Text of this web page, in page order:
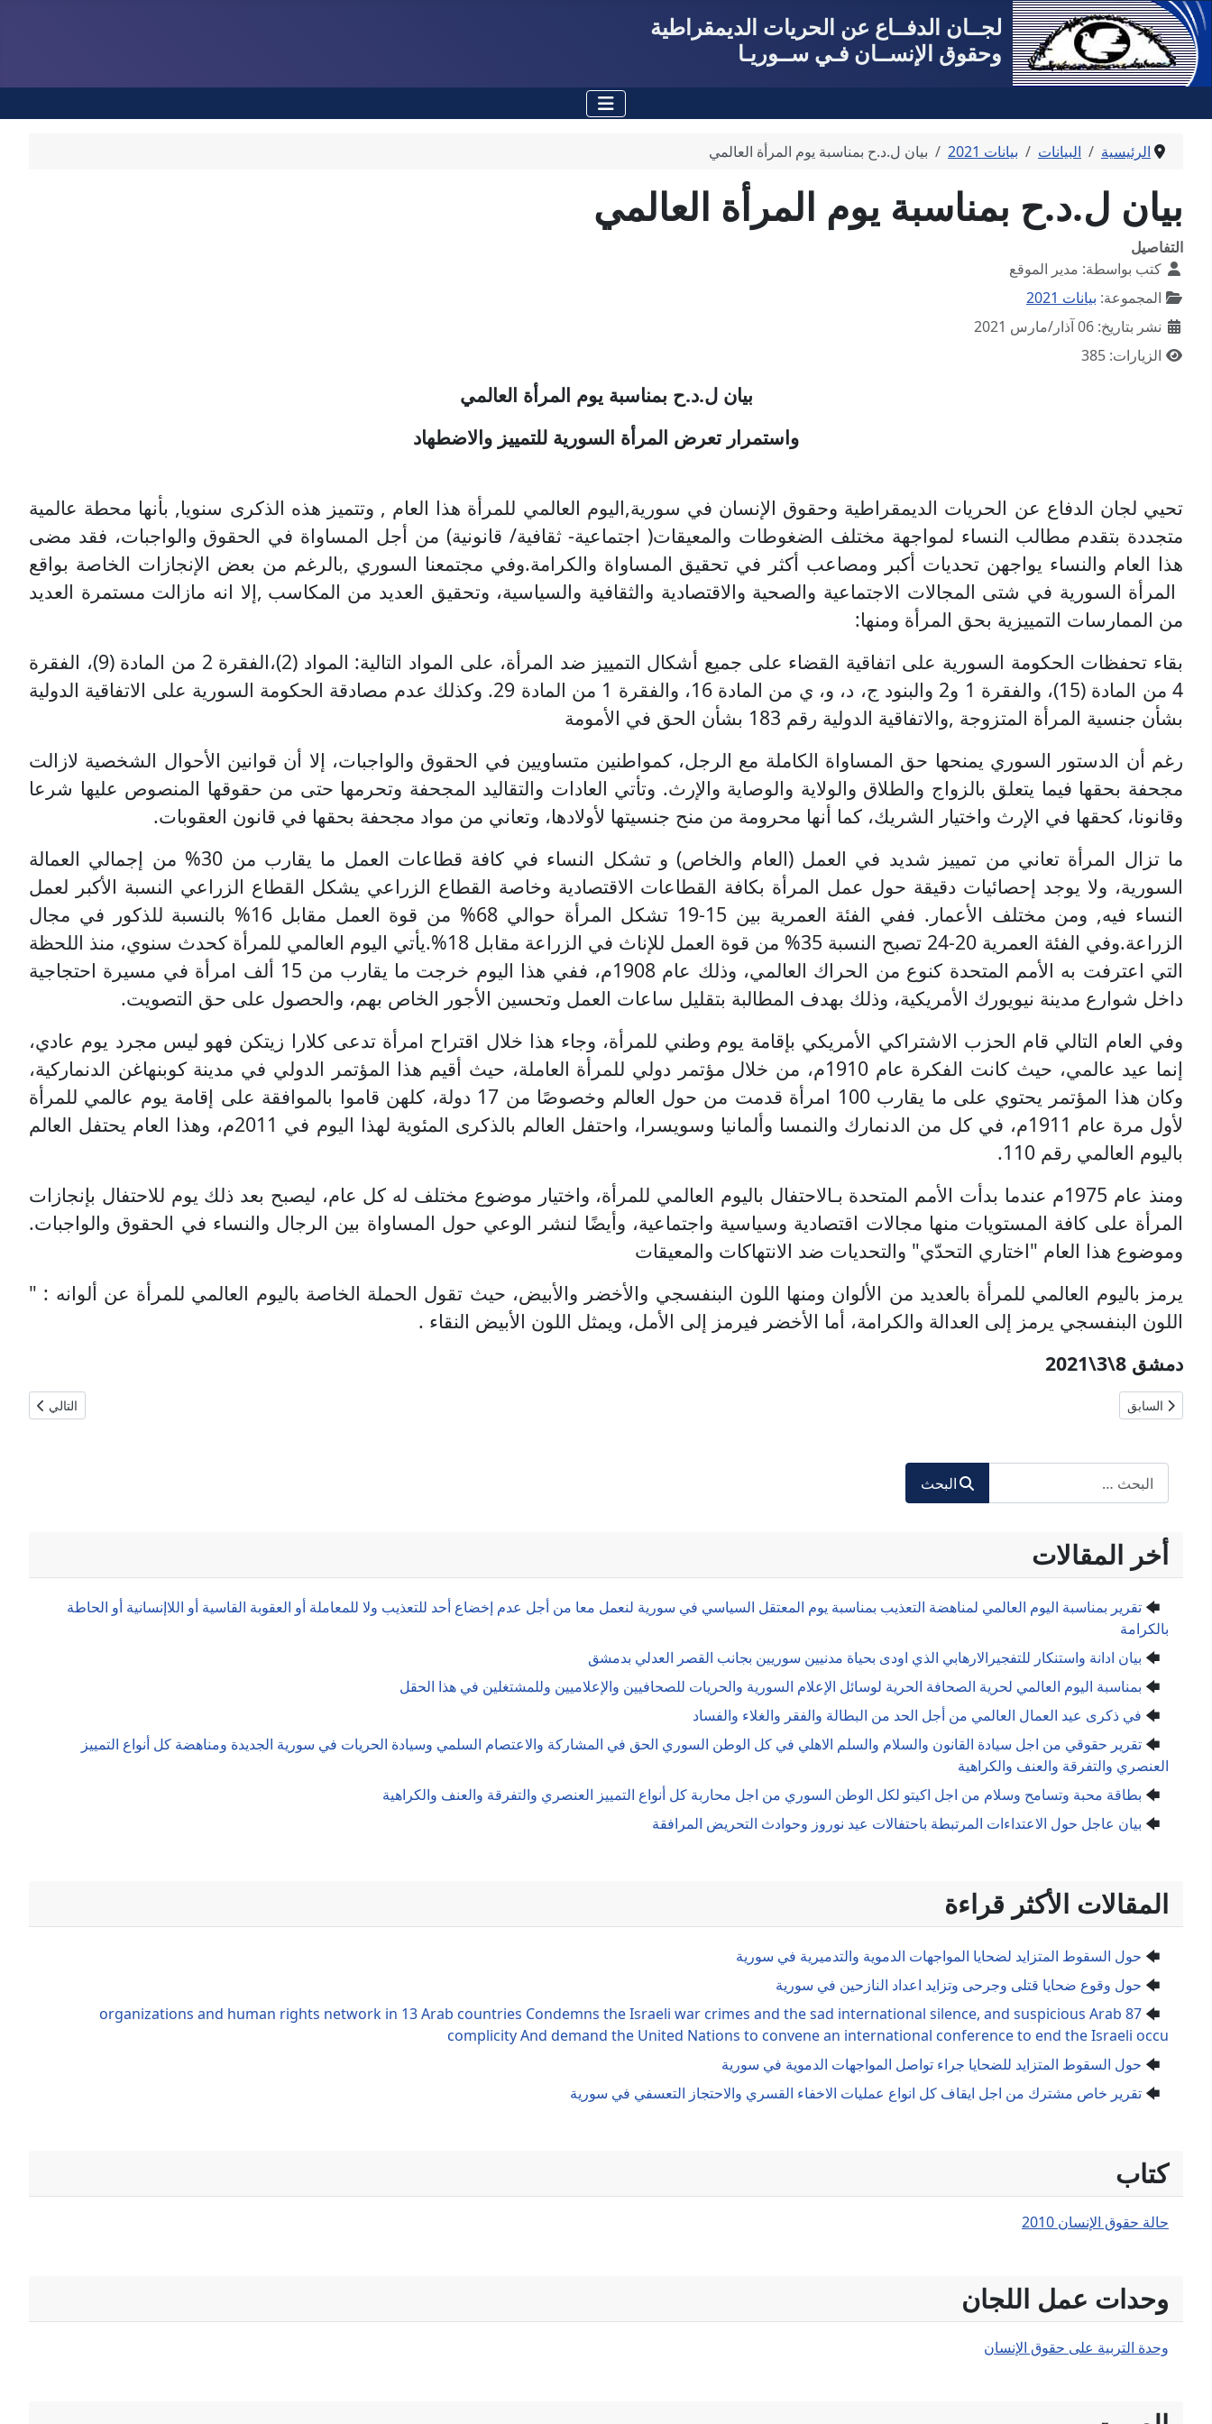
لجــان الدفــاع عن الحريات الديمقراطية
وحقوق الإنســان فـي ســوريـا
الرئيسية البيانات بيانات 2021 بيان ل.د.ح بمناسبة يوم المرأة العالمي
بيان ل.د.ح بمناسبة يوم المرأة العالمي
التفاصيل
كتب بواسطة: مدير الموقع
المجموعة: بيانات 2021
نشر بتاريخ: 06 آذار/مارس 2021
الزيارات: 385
بيان ل.د.ح بمناسبة يوم المرأة العالمي
واستمرار تعرض المرأة السورية للتمييز والاضطهاد
تحيي لجان الدفاع عن الحريات الديمقراطية وحقوق الإنسان في سورية,اليوم العالمي للمرأة هذا العام , وتتميز هذه الذكرى سنويا, بأنها محطة عالمية
متجددة بتقدم مطالب النساء لمواجهة مختلف الضغوطات والمعيقات( اجتماعية- ثقافية/ قانونية) من أجل المساواة في الحقوق والواجبات، فقد مضى
هذا العام والنساء يواجهن تحديات أكبر ومصاعب أكثر في تحقيق المساواة والكرامة.وفي مجتمعنا السوري ,بالرغم من بعض الإنجازات الخاصة بواقع
المرأة السورية في شتى المجالات الاجتماعية والصحية والاقتصادية والثقافية والسياسية، وتحقيق العديد من المكاسب ,إلا انه مازالت مستمرة العديد
من الممارسات التمييزية بحق المرأة ومنها:
بقاء تحفظات الحكومة السورية على
اتفاقية القضاء على جميع أشكال التمييز ضد المرأة، على المواد التالية: المواد (2)،الفقرة 2 من المادة (9)، الفقرة
4 من المادة (15)، والفقرة 1 و2 والبنود ج، د، و، ي من المادة 16، والفقرة 1 من المادة 29. وكذلك عدم مصادقة الحكومة السورية على الاتفاقية الدولية
بشأن جنسية المرأة المتزوجة ,والاتفاقية الدولية رقم 183 بشأن الحق في الأمومة
رغم أن الدستور السوري يمنحها حق المساواة الكاملة مع الرجل، كمواطنين متساويين في الحقوق والواجبات، إلا أن قوانين الأحوال الشخصية لازالت
مجحفة بحقها فيما يتعلق بالزواج والطلاق والولاية والوصاية والإرث. وتأتي العادات والتقاليد المجحفة وتحرمها حتى من حقوقها المنصوص عليها شرعا
وقانونا، كحقها في الإرث واختيار الشريك، كما أنها محرومة من منح جنسيتها لأولادها، وتعاني من مواد مجحفة بحقها في قانون العقوبات.
ما تزال المرأة تعاني من تمييز شديد في العمل (العام والخاص) و تشكل النساء في كافة قطاعات العمل ما يقارب من 30% من إجمالي العمالة
السورية، ولا يوجد إحصائيات دقيقة حول عمل المرأة بكافة القطاعات الاقتصادية وخاصة القطاع الزراعي يشكل القطاع الزراعي النسبة الأكبر لعمل
النساء فيه, ومن مختلف الأعمار. ففي الفئة العمرية بين 15-19 تشكل المرأة حوالي 68% من قوة العمل مقابل 16% بالنسبة للذكور في مجال
الزراعة.وفي الفئة العمرية 20-24 تصبح النسبة 35% من قوة العمل للإناث في الزراعة مقابل 18%.
يأتي اليوم العالمي للمرأة كحدث سنوي، منذ اللحظة
التي اعترفت به الأمم المتحدة كنوع من الحراك العالمي، وذلك عام 1908م، ففي هذا اليوم خرجت ما يقارب من 15 ألف امرأة في مسيرة احتجاجية
داخل شوارع مدينة نيويورك الأمريكية، وذلك بهدف المطالبة بتقليل ساعات العمل وتحسين الأجور الخاص بهم، والحصول على حق التصويت.
وفي العام التالي قام الحزب الاشتراكي الأمريكي بإقامة يوم وطني للمرأة، وجاء هذا خلال اقتراح امرأة تدعى كلارا زيتكن فهو ليس مجرد يوم عادي،
إنما عيد عالمي، حيث كانت الفكرة عام 1910م، من خلال مؤتمر دولي للمرأة العاملة، حيث أقيم هذا المؤتمر الدولي في مدينة كوبنهاغن الدنماركية،
وكان هذا المؤتمر يحتوي على ما يقارب 100 امرأة قدمت من حول العالم وخصوصًا من 17 دولة، كلهن قاموا بالموافقة على إقامة يوم عالمي للمرأة
لأول مرة عام 1911م، في كل من الدنمارك والنمسا وألمانيا وسويسرا، واحتفل العالم بالذكرى المئوية لهذا اليوم في 2011م، وهذا العام يحتفل العالم
باليوم العالمي رقم 110.
ومنذ عام 1975م عندما بدأت الأمم المتحدة بـالاحتفال باليوم العالمي للمرأة، واختيار موضوع مختلف له كل عام، ليصبح بعد ذلك يوم للاحتفال بإنجازات
المرأة على كافة المستويات منها مجالات اقتصادية وسياسية واجتماعية، وأيضًا لنشر الوعي حول المساواة بين الرجال والنساء في الحقوق والواجبات.
وموضوع هذا العام "اختاري التحدّي" والتحديات ضد الانتهاكات والمعيقات
يرمز باليوم العالمي للمرأة بالعديد من الألوان ومنها اللون البنفسجي والأخضر والأبيض، حيث تقول الحملة الخاصة باليوم العالمي للمرأة عن ألوانه : "
اللون البنفسجي يرمز إلى العدالة والكرامة، أما الأخضر فيرمز إلى الأمل، ويمثل اللون الأبيض النقاء .
دمشق 8\3\2021
المقال السابق: بيان المنظمات المدافعة عن حقوق المرأة بمناسبة يوم المرأة العالمي
السابق المقال
التالي
البحث
البحث
أخر المقالات
تقرير بمناسبة اليوم العالمي لمناهضة التعذيب بمناسبة يوم المعتقل السياسي في سورية لنعمل معا من أجل عدم إخضاع أحد للتعذيب ولا للمعاملة أو العقوبة القاسية أو اللاإنسانية أو الحاطة
بالكرامة
بيان ادانة واستنكار للتفجيرالارهابي الذي اودى بحياة مدنيين سوريين بجانب القصر العدلي بدمشق
بمناسبة اليوم العالمي لحرية الصحافة الحرية لوسائل الإعلام السورية والحريات للصحافيين والإعلاميين وللمشتغلين في هذا الحقل
في ذكرى عيد العمال العالمي من أجل الحد من البطالة والفقر والغلاء والفساد
تقرير حقوقي من اجل سيادة القانون والسلام والسلم الاهلي في كل الوطن السوري الحق في المشاركة والاعتصام السلمي وسيادة الحريات في سورية الجديدة ومناهضة كل أنواع التمييز
العنصري والتفرقة والعنف والكراهية
بطاقة محبة وتسامح وسلام من اجل اكيتو لكل الوطن السوري من اجل محاربة كل أنواع التمييز العنصري والتفرقة والعنف والكراهية
بيان عاجل حول الاعتداءات المرتبطة باحتفالات عيد نوروز وحوادث التحريض المرافقة
المقالات الأكثر قراءة
حول السقوط المتزايد لضحايا المواجهات الدموية والتدميرية في سورية
حول وقوع ضحايا قتلى وجرحى وتزايد اعداد النازحين في سورية
87 organizations and human rights network in 13 Arab countries Condemns the Israeli war crimes and the sad international silence, and suspicious Arab
complicity And demand the United Nations to convene an international conference to end the Israeli occu
حول السقوط المتزايد للضحايا جراء تواصل المواجهات الدموية في سورية
تقرير خاص مشترك من اجل ايقاف كل انواع عمليات الاخفاء القسري والاحتجاز التعسفي في سورية
كتاب
حالة حقوق الإنسان 2010
وحدات عمل اللجان
وحدة التربية على حقوق الإنسان